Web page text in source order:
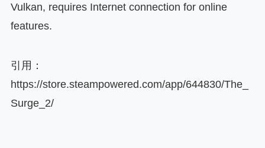
Vulkan, requires Internet connection for online
features.
引用：
https://store.steampowered.com/app/644830/The_
Surge_2/